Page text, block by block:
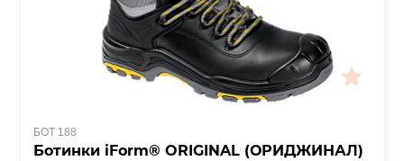
БОТ 188
Ботинки iForm® ORIGINAL (ОРИДЖИНАЛ)